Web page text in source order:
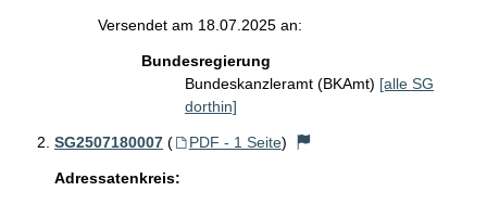
Versendet am 18.07.2025 an:
Bundesregierung
Bundeskanzleramt (BKAmt) [alle SG
dorthin]
SG2507180007 ( PDF - 1 Seite)
Adressatenkreis: